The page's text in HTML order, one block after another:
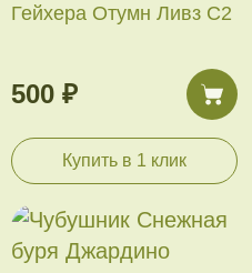
Гейхера Отумн Ливз С2
500 ₽
Купить в 1 клик